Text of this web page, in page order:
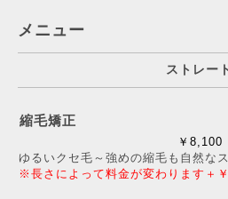
メニュー
ストレート
縮毛矯正
￥8,100
ゆるいクセ毛～強めの縮毛も自然な
※長さによって料金が変わります＋